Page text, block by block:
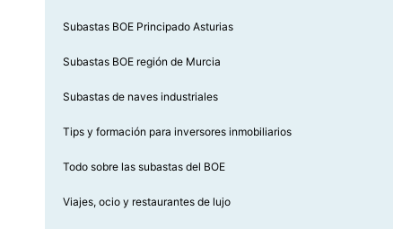
Subastas BOE Principado Asturias
Subastas BOE región de Murcia
Subastas de naves industriales
Tips y formación para inversores inmobiliarios
Todo sobre las subastas del BOE
Viajes, ocio y restaurantes de lujo